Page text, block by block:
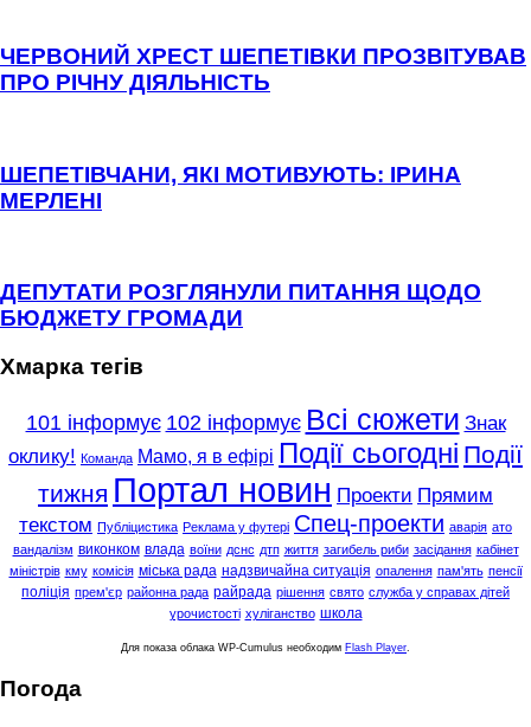
ЧЕРВОНИЙ ХРЕСТ ШЕПЕТІВКИ ПРОЗВІТУВАВ
ПРО РІЧНУ ДІЯЛЬНІСТЬ
ШЕПЕТІВЧАНИ, ЯКІ МОТИВУЮТЬ: ІРИНА
МЕРЛЕНІ
ДЕПУТАТИ РОЗГЛЯНУЛИ ПИТАННЯ ЩОДО
БЮДЖЕТУ ГРОМАДИ
Хмарка тегів
101 інформує 102 інформує Всі сюжети Знак
оклику! Команда Мамо, я в ефірі Події сьогодні Події
тижня Портал новин Проекти Прямим
текстом Публіцистика Реклама у футері Спец-проекти аварія ато
вандалізм виконком влада воїни дснс дтп життя загибель риби засідання кабінет
міністрів кму комісія міська рада надзвичайна ситуація опалення пам'ять пенсії
поліція прем'єр районна рада райрада рішення свято служба у справах дітей
урочистості хуліганство школа
Для показа облака WP-Cumulus необходим Flash Player
Погода